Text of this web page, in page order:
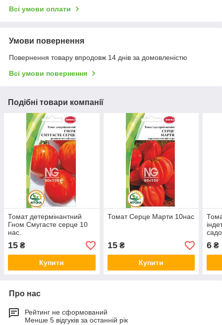
Всі умови оплати
Умови повернення
Повернення товару впродовж 14 днів за домовленістю
Всі умови повернення
Подібні товари компанії
Томат детермінантний
Гном Смугасте серце 10
нас.
15 ₴
Купити
Томат Серце Марти 10нас
15₴
Купити
6 ₴
Про нас
Рейтинг не сформований
Менше 5 відгуків за останній рік